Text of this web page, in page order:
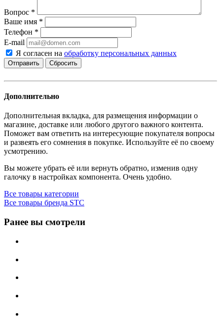
Вопрос *
Ваше имя *
Телефон *
E-mail
Я согласен на обработку персональных данных
Сбросить
Дополнительно
Дополнительная вкладка, для размещения информации о
магазине, доставке или любого другого важного контента.
Поможет вам ответить на интересующие покупателя вопросы
и развеять его сомнения в покупке. Используйте её по своему
усмотрению.
Вы можете убрать её или вернуть обратно, изменив одну
галочку в настройках компонента. Очень удобно.
Все товары категории
Все товары бренда STC
Ранее вы смотрели